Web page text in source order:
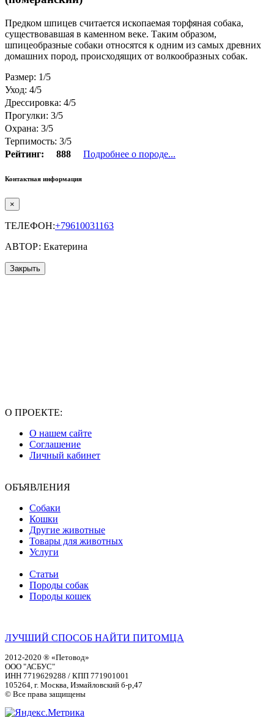
Предком шпицев считается ископаемая торфяная собака,
существовавшая в каменном веке. Таким образом,
шпицеобразные собаки относятся к одним из самых древних
домашних пород, происходящих от волкообразных собак.
Размер: 1/5
Уход: 4/5
Дрессировка: 4/5
Прогулки: 3/5
Охрана: 3/5
Терпимость: 3/5
Рейтинг:
888 Подробнее о породе...
Контактная информация
×
ТЕЛЕФОН:+79610031163
АВТОР: Екатерина
Закрыть
О ПРОЕКТЕ:
О нашем сайте
Соглашение
Личный кабинет
ОБЪЯВЛЕНИЯ
Собаки
Кошки
Другие животные
Товары для животных
Услуги
Статьи
Породы собак
Породы кошек
ЛУЧШИЙ СПОСОБ НАЙТИ ПИТОМЦА
2012-2020 ® «Петовод»
ООО "АСБУС"
ИНН 7719629288 / КПП 771901001
105264, г. Москва, Измайловский б-р,47
© Все права защищены